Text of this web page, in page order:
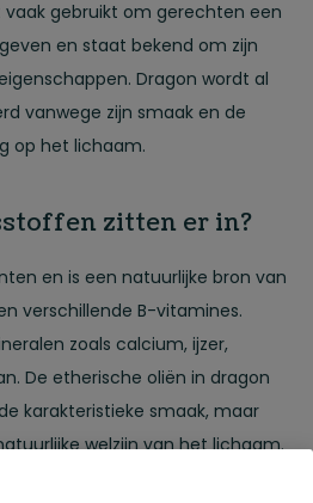
vaak gebruikt om gerechten een
en staat bekend om zijn
Dragon wordt al
vanwege zijn smaak en de
op het lichaam.
zitten er in?
en is een natuurlijke bron van
verschillende B-vitamines.
zoals calcium, ijzer,
De etherische oliën in dragon
karakteristieke smaak, maar
welzijn van het lichaam.